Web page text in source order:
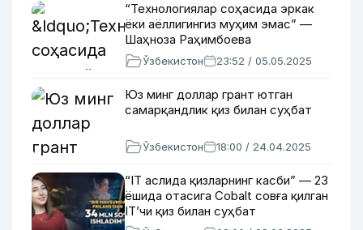
“Технологиялар соҳасида эркак
ёки аёллигингиз муҳим эмас” —
Шаҳноза Раҳимбоева
Ўзбекистон 23:52 / 05.05.2025
Юз минг доллар грант ютган
самарқандлик қиз билан суҳбат
Ўзбекистон 18:00 / 24.04.2025
“IT аслида қизларнинг касби” — 23
ёшида отасига Cobalt совға қилган
IT’чи қиз билан суҳбат